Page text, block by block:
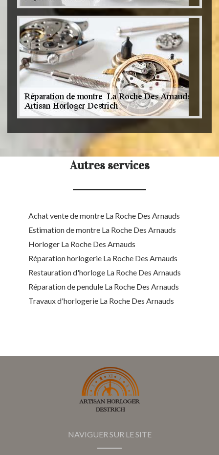
Autres services
Achat vente de montre La Roche Des Arnauds
Estimation de montre La Roche Des Arnauds
Horloger La Roche Des Arnauds
Réparation horlogerie La Roche Des Arnauds
Restauration d'horloge La Roche Des Arnauds
Réparation de pendule La Roche Des Arnauds
Travaux d'horlogerie La Roche Des Arnauds
NAVIGUER SUR LE SITE